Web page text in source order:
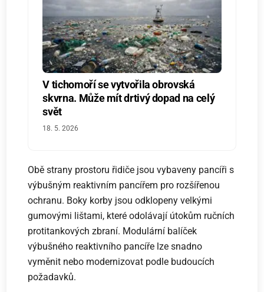
V tichomoří se vytvořila obrovská
skvrna. Může mít drtivý dopad na celý
svět
18. 5. 2026
Obě strany prostoru řidiče jsou vybaveny pancíři s
výbušným reaktivním pancířem pro rozšířenou
ochranu. Boky korby jsou odklopeny velkými
gumovými lištami, které odolávají útokům ručních
protitankových zbraní. Modulární balíček
výbušného reaktivního pancíře lze snadno
vyměnit nebo modernizovat podle budoucích
požadavků.